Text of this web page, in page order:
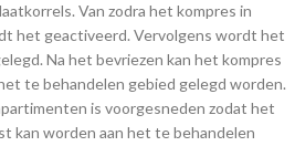
Van zodra het kompres in
het geactiveerd. Vervolgens wordt het
Na het bevriezen kan het kompres
te behandelen gebied gelegd worden.
is voorgesneden zodat het
kan worden aan het te behandelen